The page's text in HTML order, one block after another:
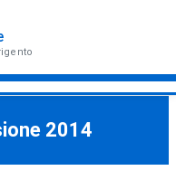
2014